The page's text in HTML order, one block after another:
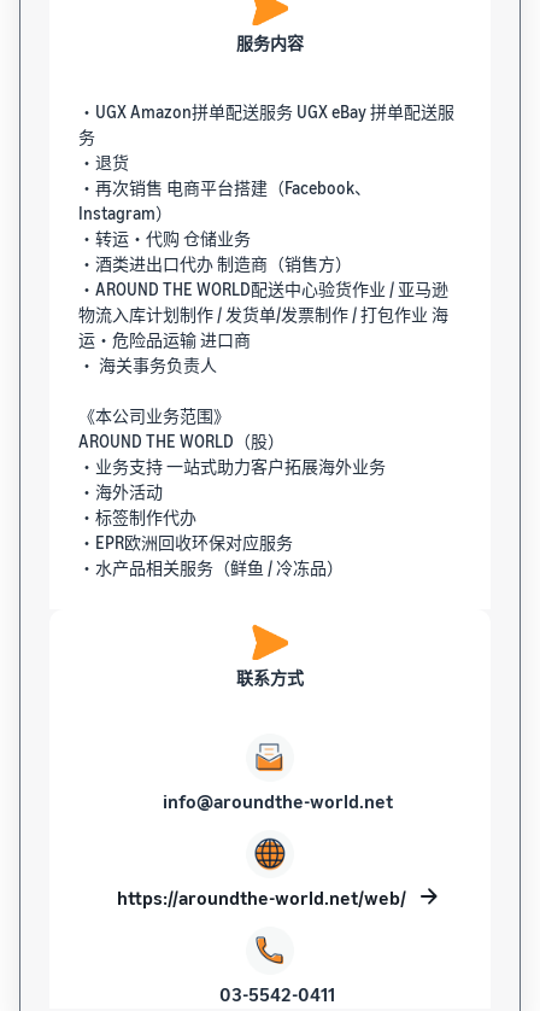
服务内容
・UGX Amazon拼单配送服务 UGX eBay 拼单配送服
务
・退货
・再次销售 电商平台搭建（Facebook、
Instagram）
・转运・代购 仓储业务
・酒类进出口代办 制造商（销售方）
・AROUND THE WORLD配送中心验货作业 / 亚马逊
物流入库计划制作 / 发货单/发票制作 / 打包作业 海
运・危险品运输 进口商
・ 海关事务负责人
《本公司业务范围》
AROUND THE WORLD（股）
・业务支持 一站式助力客户拓展海外业务
・海外活动
・标签制作代办
・EPR欧洲回收环保对应服务
・水产品相关服务（鲜鱼 / 冷冻品）
联系方式
info@aroundthe-world.net
https://aroundthe-world.net/web/
03-5542-0411